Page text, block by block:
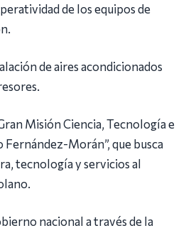
de los equipos de
de aires acondicionados
Misión Ciencia, Tecnología e
Morán”, que busca
tecnología y servicios al
nacional a través de la